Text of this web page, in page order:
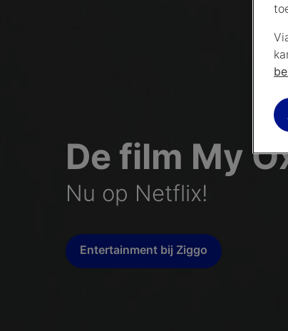
De film My
Nu op Netflix!
Entertainment bij Ziggo